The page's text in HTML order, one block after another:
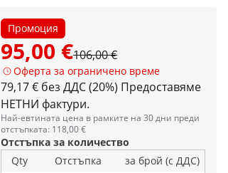
Промоция
95,00 €106,00 €
Оферта за ограничено време
79,17 € без ДДС (20%) Предоставяме
НЕТНИ фактури.
Най-евтината цена в рамките на 30 дни преди
отстъпката: 118,00 €
Отстъпка за количество
Qty
Отстъпка
за брой (с ДДС)